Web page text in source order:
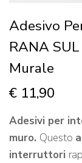
Adesivo
RANA
Murale
€ 11,90
Adesivi per
muro. Questo
interruttori